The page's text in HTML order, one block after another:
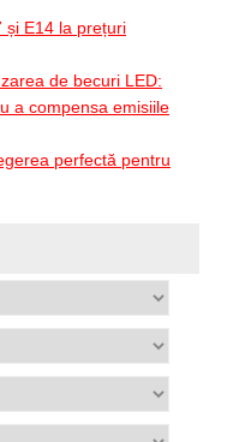
și E14 la prețuri
de becuri LED:
a compensa emisiile
perfectă pentru